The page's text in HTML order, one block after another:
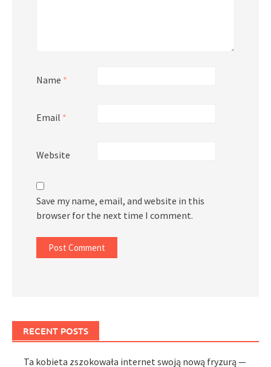
Name *
Email *
Website
Save my name, email, and website in this
browser for the next time I comment.
RECENT POSTS
Ta kobieta zszokowała internet swoją nową fryzurą —